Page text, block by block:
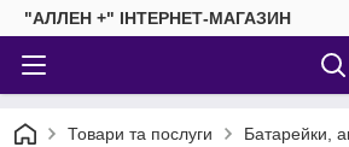
"АЛЛЕН +" ІНТЕРНЕТ-МАГАЗИН
Товари та послуги Батарейки,